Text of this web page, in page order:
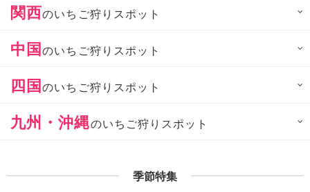
関西のいちご狩りスポット
中国のいちご狩りスポット
四国のいちご狩りスポット
九州・沖縄のいちご狩りスポット
季節特集